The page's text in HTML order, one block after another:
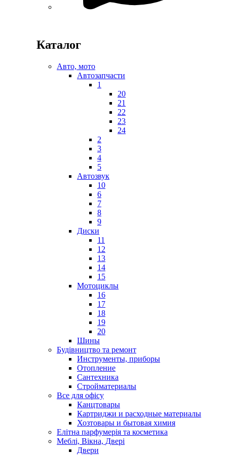
Каталог
Авто, мото
Автозапчасти
1
20
21
22
23
24
2
3
4
5
Автозвук
10
6
7
8
9
Диски
11
12
13
14
15
Мотоциклы
16
17
18
19
20
Шины
Будівництво та ремонт
Инструменты, приборы
Отопление
Сантехника
Стройматериалы
Все для офісу
Канцтовары
Картриджи и расходные материалы
Хозтовары и бытовая химия
Елітна парфумерія та косметика
Меблі, Вікна, Двері
Двери